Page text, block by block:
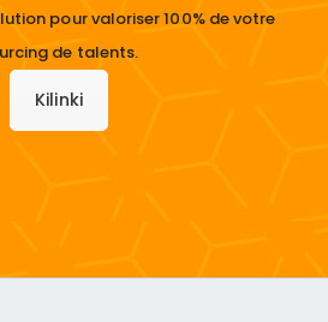
pour valoriser 100% de votre
de talents.
Kilinki